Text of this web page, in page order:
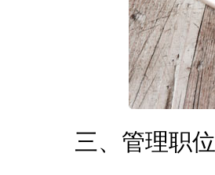
三、管理职位